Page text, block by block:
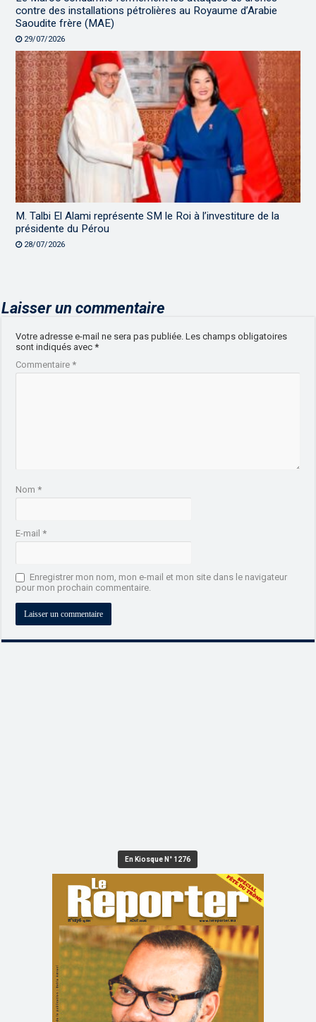
contre des installations pétrolières au Royaume d’Arabie
Saoudite frère (MAE)
29/07/2026
M. Talbi El Alami représente SM le Roi à l’investiture de la
présidente du Pérou
28/07/2026
Laisser un commentaire
Votre adresse e-mail ne sera pas publiée. Les champs obligatoires
sont indiqués avec*
Commentaire*
Nom*
E-mail*
Enregistrer mon nom, mon e-mail et mon site dans le navigateur
pour mon prochain commentaire.
En Kiosque N° 1276